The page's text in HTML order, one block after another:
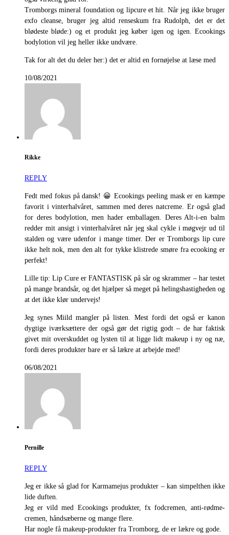
Tromborgs mineral foundation og lipcure et hit. Når jeg ikke bruger
exfo cleanse, bruger jeg altid renseskum fra Rudolph, det er det
blødeste bløde:) og et produkt jeg køber igen og igen. Ecookings
bodylotion vil jeg heller ikke undvære.
Tak for alt det du deler her:) det er altid en fornøjelse at læse med
10/08/2021
Rikke
REPLY
Fedt med fokus på dansk! 😀 Ecookings peeling mask er en kæmpe
favorit i vinterhalvåret, sammen med deres natcreme. Er også glad
for deres bodylotion, men hader emballagen. Deres Alt-i-en balm
redder mit ansigt i vinterhalvåret når jeg skal cykle i møgvejr ud til
stalden og være udenfor i mange timer. Der er Tromborgs lip cure
ikke helt nok, men den alt for tykke klistrede smøre fra ecooking er
perfekt!
Lille tip: Lip Cure er FANTASTISK på sår og skrammer – har testet
på mange brandsår, og det hjælper så meget på helingshastigheden og
at det ikke klør undervejs!
Jeg synes Miild mangler på listen. Mest fordi det også er kanon
dygtige iværksættere der også gør det rigtig godt – de har faktisk
givet mit overskuddet og lysten til at ligge lidt makeup i ny og næ,
fordi deres produkter bare er så lækre at arbejde med!
06/08/2021
Pernille
REPLY
Jeg er ikke så glad for Karmamejus produkter – kan simpelthen ikke
lide duften.
Jeg er vild med Ecookings produkter, fx fodcremen, anti-rødme-
cremen, håndsæberne og mange flere.
Har nogle få makeup-produkter fra Tromborg, de er lækre og gode.